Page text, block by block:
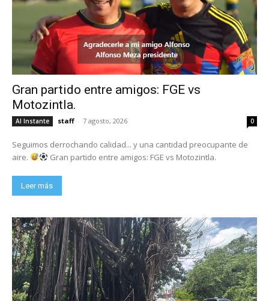
Gran partido entre amigos: FGE vs
Motozintla.
Al Instante staff - 7 agosto, 2026 0
Seguimos derrochando calidad... y una cantidad preocupante de
aire.
Gran partido entre amigos: FGE vs Motozintla.
Leer más